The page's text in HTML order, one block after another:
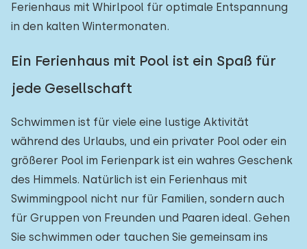
Ferienhaus mit Whirlpool für optimale Entspannung
in den kalten Wintermonaten.
Ein Ferienhaus mit Pool ist ein Spaß für
jede Gesellschaft
Schwimmen ist für viele eine lustige Aktivität
während des Urlaubs, und ein privater Pool oder ein
größerer Pool im Ferienpark ist ein wahres Geschenk
des Himmels. Natürlich ist ein Ferienhaus mit
Swimmingpool nicht nur für Familien, sondern auch
für Gruppen von Freunden und Paaren ideal. Gehen
Sie schwimmen oder tauchen Sie gemeinsam ins